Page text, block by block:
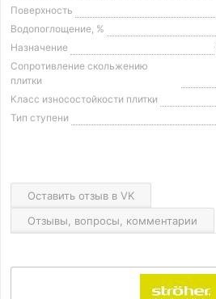
Поверхность
Водопоглощение, %
Назначение
Сопротивление скольжению
плитки
Класс износостойкости плитки
Тип ступени
Оставить отзыв в VK
Отзывы, вопросы, комментарии